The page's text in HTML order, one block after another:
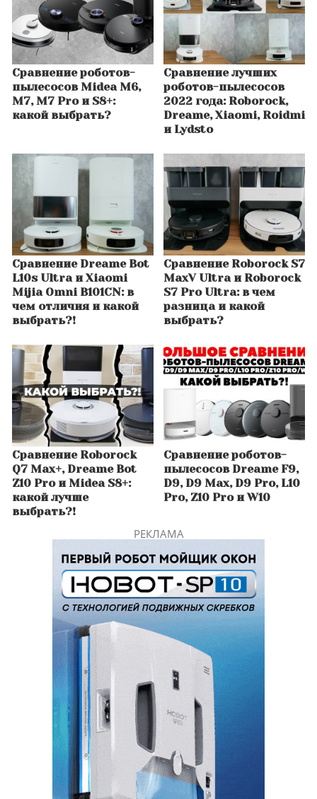
Сравнение роботов-
пылесосов Midea M6,
M7, M7 Pro и S8+:
какой выбрать?
Сравнение лучших
роботов-пылесосов
2022 года: Roborock,
Dreame, Xiaomi, Roidmi
и Lydsto
Сравнение Dreame Bot
L10s Ultra и Xiaomi
Mijia Omni B101CN: в
чем отличия и какой
выбрать?!
Сравнение Roborock S7
MaxV Ultra и Roborock
S7 Pro Ultra: в чем
разница и какой
выбрать?
Сравнение Roborock
Q7 Max+, Dreame Bot
Z10 Pro и Midea S8+:
какой лучше
выбрать?!
Сравнение роботов-
пылесосов Dreame F9,
D9, D9 Max, D9 Pro, L10
Pro, Z10 Pro и W10
РЕКЛАМА